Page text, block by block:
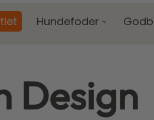
Hundefoder
Design